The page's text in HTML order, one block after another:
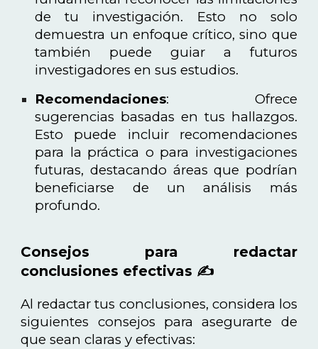
de tu investigación. Esto no solo
demuestra un enfoque crítico, sino que
también puede guiar a futuros
investigadores en sus estudios.
Recomendaciones: Ofrece
sugerencias basadas en tus hallazgos.
Esto puede incluir recomendaciones
para la práctica o para investigaciones
futuras, destacando áreas que podrían
beneficiarse de un análisis más
profundo.
Consejos para redactar
conclusiones efectivas ✍️
Al redactar tus conclusiones, considera los
siguientes consejos para asegurarte de
que sean claras y efectivas: